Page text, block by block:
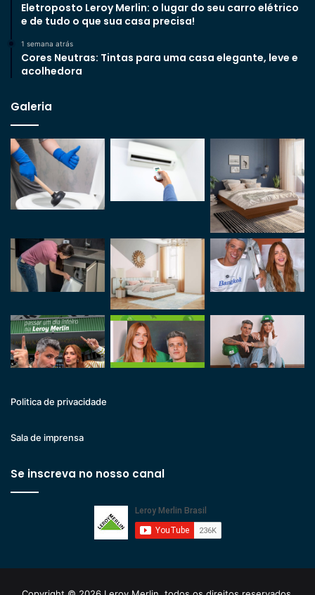
Eletroposto Leroy Merlin: o lugar do seu carro elétrico
e de tudo o que sua casa precisa!
1 semana atrás
Cores Neutras: Tintas para uma casa elegante, leve e
acolhedora
Galeria
Politica de privacidade
Sala de imprensa
Se inscreva no nosso canal